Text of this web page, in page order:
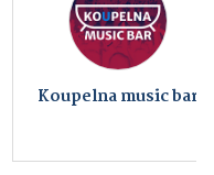
Koupelna music bar